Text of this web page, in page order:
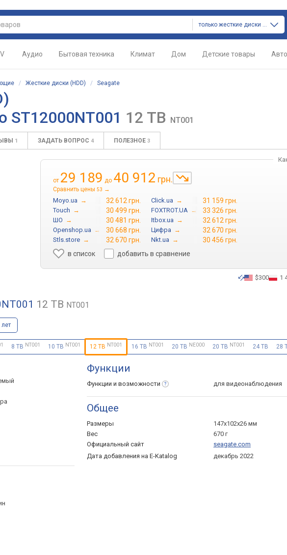
только жесткие диски (hdd)
Аудио Бытовая техника Климат Дом Детские товары Авто
/ Жесткие диски (HDD) / Seagate
ST12000NT001 12 TB NT001
1 ЗАДАТЬ ВОПРОС 4 ПОЛЕЗНОЕ 3
от 29 189 до 40 912 грн.
Сравнить цены 53 →
Moyo.ua → 32 612 грн. Click.ua → 31 159 грн.
Touch → 30 499 грн. FOXTROT.UA → 33 326 грн.
ШО → 30 481 грн. Itbox.ua → 32 612 грн.
Openshop.ua → 30 668 грн. Цифра → 32 670 грн.
Stls.store → 32 670 грн. Nkt.ua →
30 456 грн.
в список
добавить в сравнение
$300 1
12 TB NT001
лет
8 TB NT001 10 TB NT001 12 TB NT001 16 TB NT001 20 TB NE000 20 TB NT001 24 TB 28
Функции
Функции и возможности для видеонаблюдения
Общее
Размеры
147x102x26 мм
Вес
670 г
Официальный сайт
seagate.com
Дата добавления на E-Katalog
декабрь 2022